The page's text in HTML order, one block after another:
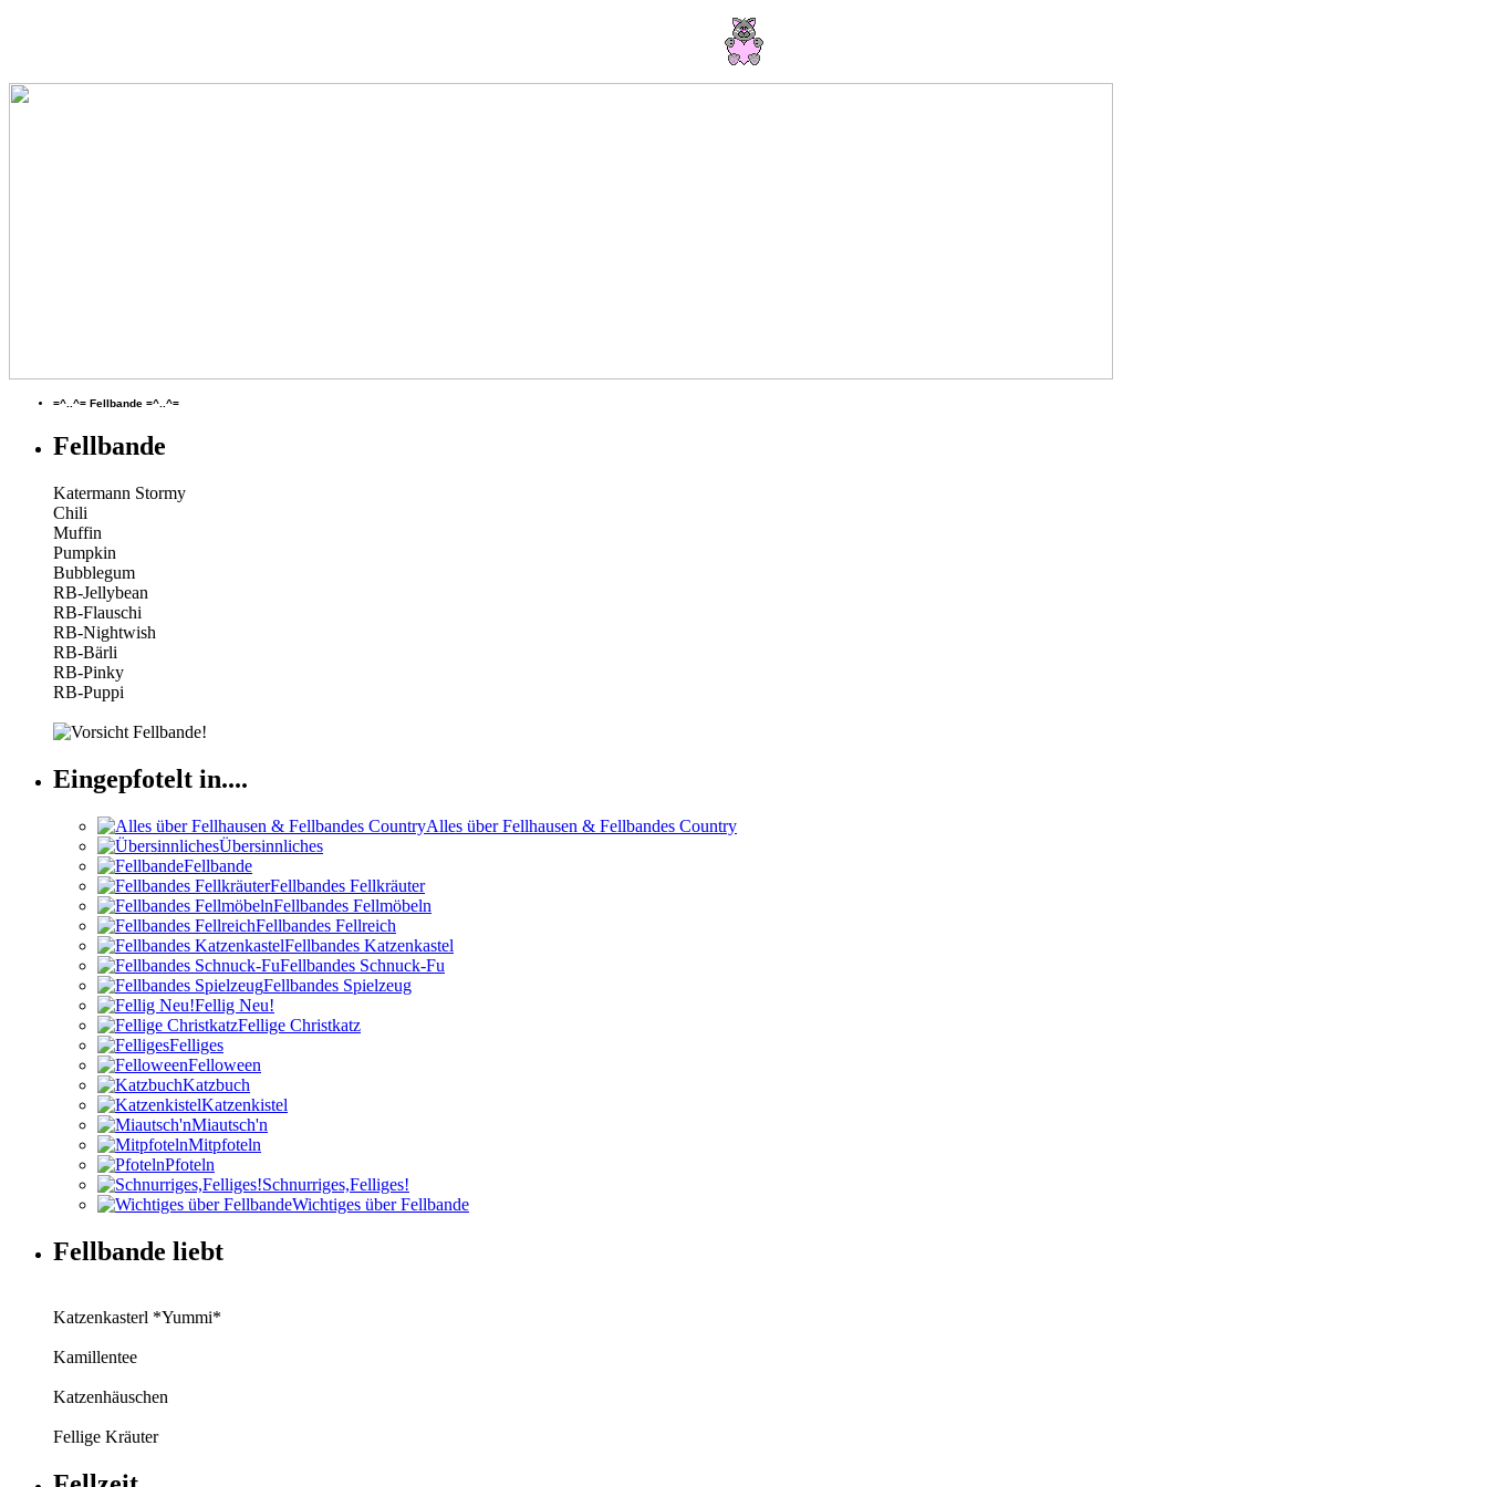
=^..^= Fellbande =^..^=
Fellbande
Katermann Stormy
Chili
Muffin
Pumpkin
Bubblegum
RB-Jellybean
RB-Flauschi
RB-Nightwish
RB-Bärli
RB-Pinky
RB-Puppi
Eingepfotelt in....
Alles über Fellhausen & Fellbandes Country
Übersinnliches
Fellbande
Fellbandes Fellkräuter
Fellbandes Fellmöbeln
Fellbandes Fellreich
Fellbandes Katzenkastel
Fellbandes Schnuck-Fu
Fellbandes Spielzeug
Fellig Neu!
Fellige Christkatz
Felliges
Felloween
Katzbuch
Katzenkistel
Miautsch'n
Mitpfoteln
Pfoteln
Schnurriges,Felliges!
Wichtiges über Fellbande
Fellbande liebt
Katzenkasterl *Yummi*
Kamillentee
Katzenhäuschen
Fellige Kräuter